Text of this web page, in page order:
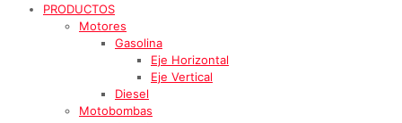
PRODUCTOS
Motores
Gasolina
Eje Horizontal
Eje Vertical
Diesel
Motobombas